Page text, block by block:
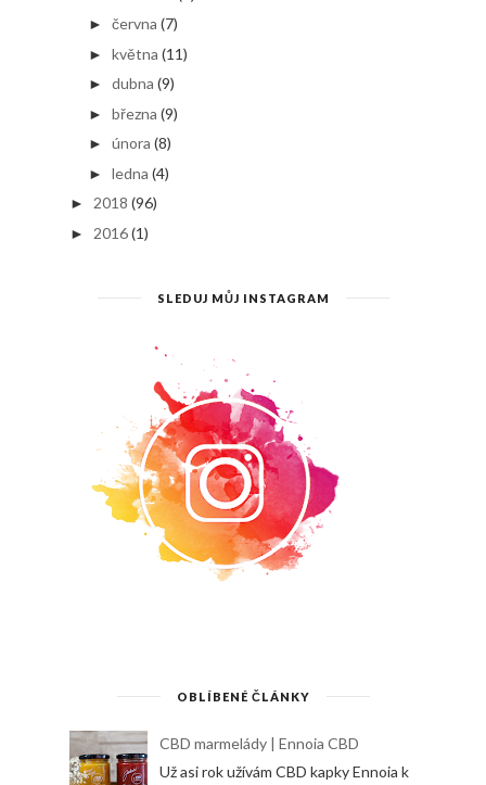
► června (7)
► května (11)
► dubna (9)
► března (9)
► února (8)
► ledna (4)
► 2018 (96)
► 2016(1)
SLEDUJ MŮJ INSTAGRAM
OBLÍBENÉ ČLÁNKY
CBD marmelády | Ennoia CBD
Už asi rok užívám CBD kapky Ennoia k